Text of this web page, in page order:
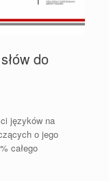
do
języków na
o jego
całego